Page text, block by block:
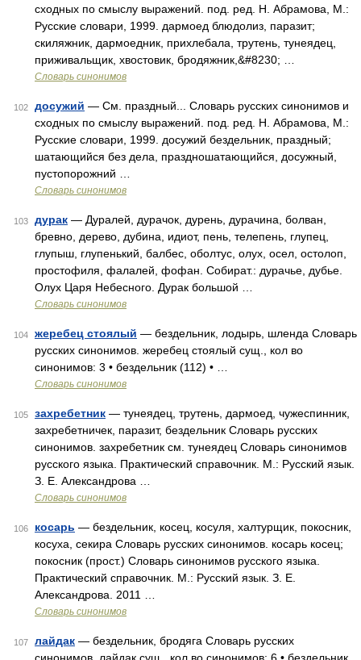
сходных по смыслу выражений. под. ред. Н. Абрамова, М.:
Русские словари, 1999. дармоед блюдолиз, паразит;
скиляжник, дармоедник, прихлебала, трутень, тунеядец,
приживальщик, хвостовик, бродяжник,&#8230; …
Словарь синонимов
102 досужий — См. праздный... Словарь русских синонимов и
сходных по смыслу выражений. под. ред. Н. Абрамова, М.:
Русские словари, 1999. досужий бездельник, праздный;
шатающийся без дела, праздношатающийся, досужный,
пустопорожний …
Словарь синонимов
103 дурак — Дуралей, дурачок, дурень, дурачина, болван,
бревно, дерево, дубина, идиот, пень, телепень, глупец,
глупыш, глупенький, балбес, оболтус, олух, осел, остолоп,
простофиля, фалалей, фофан. Собират.: дурачье, дубье.
Олух Царя Небесного. Дурак большой …
Словарь синонимов
104 жеребец стоялый — бездельник, лодырь, шленда Словарь
русских синонимов. жеребец стоялый сущ., кол во
синонимов: 3 • бездельник (112) • …
Словарь синонимов
105 захребетник — тунеядец, трутень, дармоед, чужеспинник,
захребетничек, паразит, бездельник Словарь русских
синонимов. захребетник см. тунеядец Словарь синонимов
русского языка. Практический справочник. М.: Русский язык.
З. Е. Александрова …
Словарь синонимов
106 косарь — бездельник, косец, косуля, халтурщик, покосник,
косуха, секира Словарь русских синонимов. косарь косец;
покосник (прост.) Словарь синонимов русского языка.
Практический справочник. М.: Русский язык. З. Е.
Александрова. 2011 …
Словарь синонимов
107 лайдак — бездельник, бродяга Словарь русских